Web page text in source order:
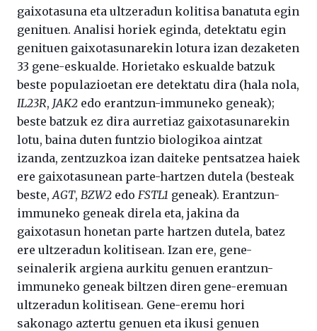
gaixotasuna eta ultzeradun kolitisa banatuta egin
genituen. Analisi horiek eginda, detektatu egin
genituen gaixotasunarekin lotura izan dezaketen
33 gene-eskualde. Horietako eskualde batzuk
beste populazioetan ere detektatu dira (hala nola,
IL23R, JAK2 edo erantzun-immuneko geneak);
beste batzuk ez dira aurretiaz gaixotasunarekin
lotu, baina duten funtzio biologikoa aintzat
izanda, zentzuzkoa izan daiteke pentsatzea haiek
ere gaixotasunean parte-hartzen dutela (besteak
beste, AGT, BZW2 edo FSTL1 geneak). Erantzun-
immuneko geneak direla eta, jakina da
gaixotasun honetan parte hartzen dutela, batez
ere ultzeradun kolitisean. Izan ere, gene-
seinalerik argiena aurkitu genuen erantzun-
immuneko geneak biltzen diren gene-eremuan
ultzeradun kolitisean. Gene-eremu hori
sakonago aztertu genuen eta ikusi genuen